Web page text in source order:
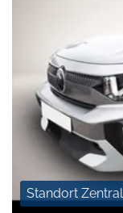
Standort